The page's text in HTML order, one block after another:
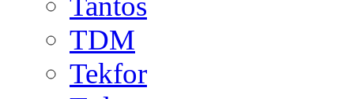
TDM
Tekfor